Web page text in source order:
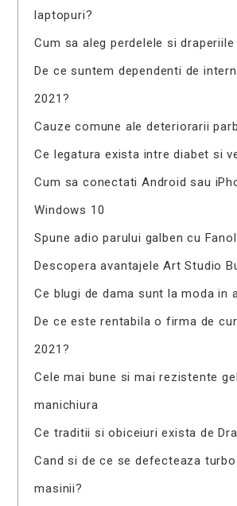
laptopuri?
Cum sa aleg perdelele si
De ce suntem dependenti de
2021?
Cauze comune ale deteriorarii
Ce legatura exista intre diabet si
Cum sa conectati Android sau
Windows 10
Spune adio parului galben cu
Descopera avantajele Art Studio
Ce blugi de dama sunt la moda in
De ce este rentabila o firma de
2021?
Cele mai bune si mai rezistente
manichiura
Ce traditii si obiceiuri exista de
Cand si de ce se defecteaza
masinii?